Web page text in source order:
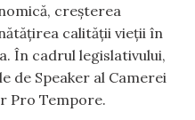
creșterea
calității vieții în
În cadrul legislativului,
de Speaker al Camerei
Pro Tempore.